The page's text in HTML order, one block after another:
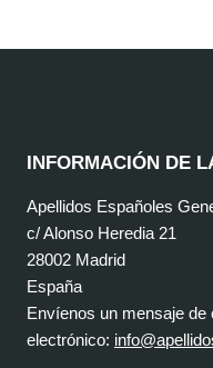
INFORMACIÓN DE
Apellidos Españoles
c/ Alonso Heredia 21
28002 Madrid
España
Envíenos un mensaje de
electrónico: